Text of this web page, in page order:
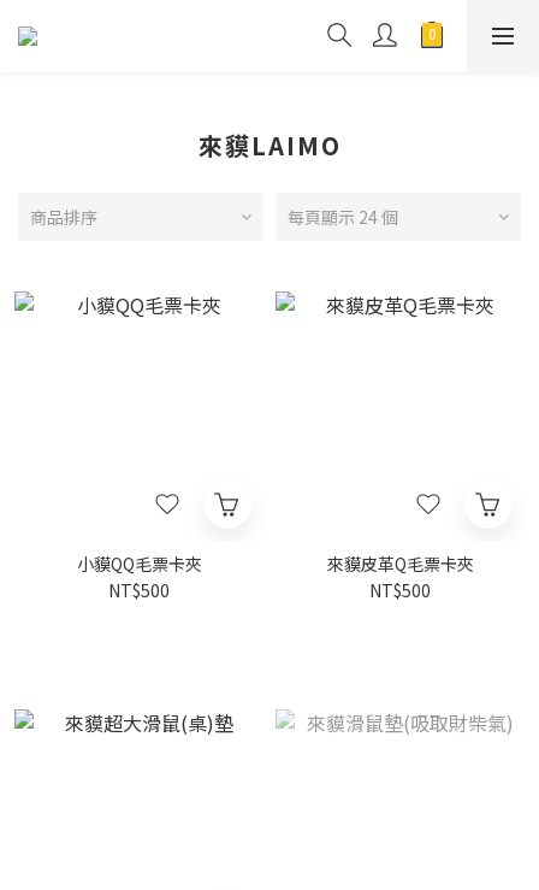
來貘LAIMO
商品排序 每頁顯示 24 個
小貘QQ毛票卡夾
NT$500
來貘皮革Q毛票卡夾
NT$500